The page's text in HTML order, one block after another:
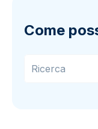
Come